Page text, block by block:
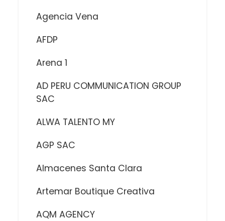
Agencia Vena
AFDP
Arena 1
AD PERU COMMUNICATION GROUP
SAC
ALWA TALENTO MY
AGP SAC
Almacenes Santa Clara
Artemar Boutique Creativa
AQM AGENCY